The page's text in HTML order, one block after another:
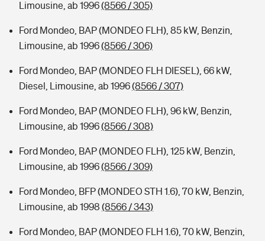
Limousine, ab 1996(8566 / 305)
Ford Mondeo, BAP (MONDEO FLH), 85 kW, Benzin,
Limousine, ab 1996(8566 / 306)
Ford Mondeo, BAP (MONDEO FLH DIESEL), 66 kW,
Diesel, Limousine, ab 1996(8566 / 307)
Ford Mondeo, BAP (MONDEO FLH), 96 kW, Benzin,
Limousine, ab 1996(8566 / 308)
Ford Mondeo, BAP (MONDEO FLH), 125 kW, Benzin,
Limousine, ab 1996(8566 / 309)
Ford Mondeo, BFP (MONDEO STH 1.6), 70 kW, Benzin,
Limousine, ab 1998 (8566 / 343)
Ford Mondeo, BAP (MONDEO FLH 1.6), 70 kW, Benzin,